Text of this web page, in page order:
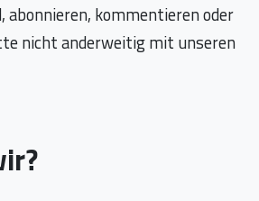
abonnieren, kommentieren oder
nicht anderweitig mit unseren